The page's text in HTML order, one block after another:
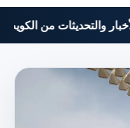
من الكويت والعالم عبر 965